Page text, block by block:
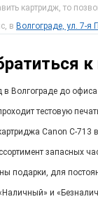
картридж, то
в Волгограде, ул. 7-я
Волгограде до
тестовую
Canon C-
запасных
подарки, для
и